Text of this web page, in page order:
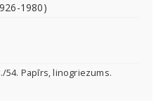
1980)
54. Papīrs, linogriezums.